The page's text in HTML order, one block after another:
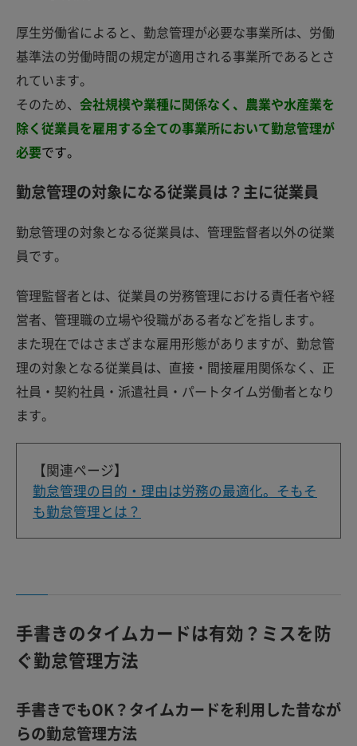
厚生労働省によると、勤怠管理が必要な事業所は、労働
基準法の労働時間の規定が適用される事業所であるとさ
れています。
そのため、 会社規模や業種に関係なく、農業や水産業を
除く従業員を雇用する全ての事業所において勤怠管理が
必要です。
勤怠管理の対象になる従業員は？主に従業員
勤怠管理の対象となる従業員は、管理監督者以外の従業
員です。
管理監督者とは、従業員の労務管理における責任者や経
営者、管理職の立場や役職がある者などを指します。
また現在ではさまざまな雇用形態がありますが、勤怠管
理の対象となる従業員は、直接・間接雇用関係なく、正
社員・契約社員・派遣社員・パートタイム労働者となり
ます。
【関連ページ】
勤怠管理の目的・理由は労務の最適化。そもそ
も勤怠管理とは？
手書きのタイムカードは有効？ミスを防
ぐ勤怠管理方法
手書きでもOK？タイムカードを利用した昔なが
らの勤怠管理方法